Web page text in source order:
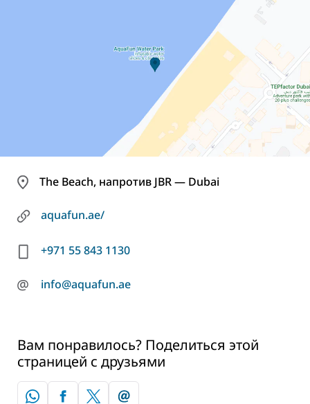
The Beach, напротив JBR — Dubai
aquafun.ae/
+971 55 843 1130
@ info@aquafun.ae
Вам понравилось? Поделиться этой
страницей с друзьями